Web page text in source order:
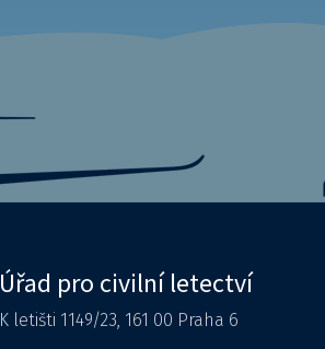
Úřad pro civilní letectví
K letišti 1149/23, 161 00 Praha 6